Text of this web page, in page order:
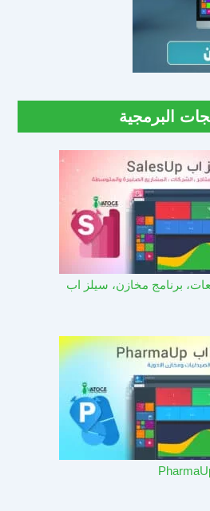
البرمجية
برنامج مخازن، سيلز اب